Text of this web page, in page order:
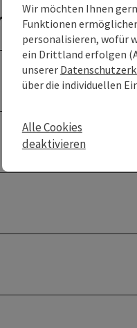
e
Wir möchten Ihnen
Funktionen
personalisieren, wofür
ein Drittland erfolgen
unserer
über die individuellen
Alle Cookies
deaktivieren